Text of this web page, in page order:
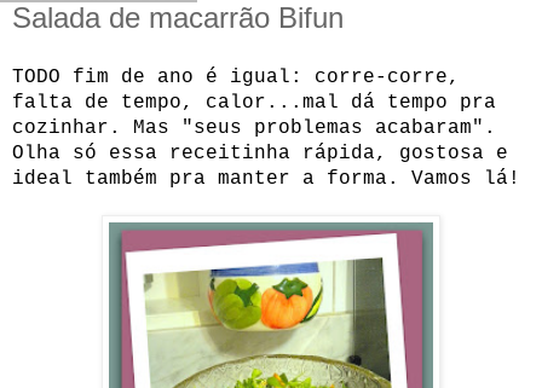
Salada de macarrão Bifun
TODO fim de ano é igual: corre-corre,
falta de tempo, calor...mal dá tempo pra
cozinhar. Mas "seus problemas acabaram".
Olha só essa receitinha rápida, gostosa e
ideal também pra manter a forma. Vamos lá!